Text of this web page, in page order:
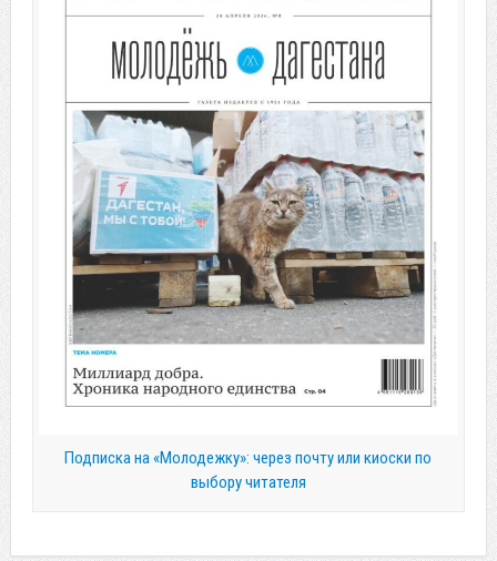
Подписка на «Молодежку»: через почту или киоски по
выбору читателя